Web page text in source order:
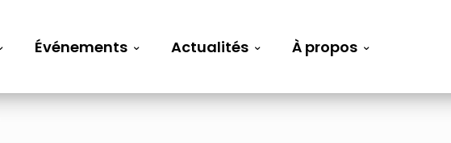
Événements Actualités À propos